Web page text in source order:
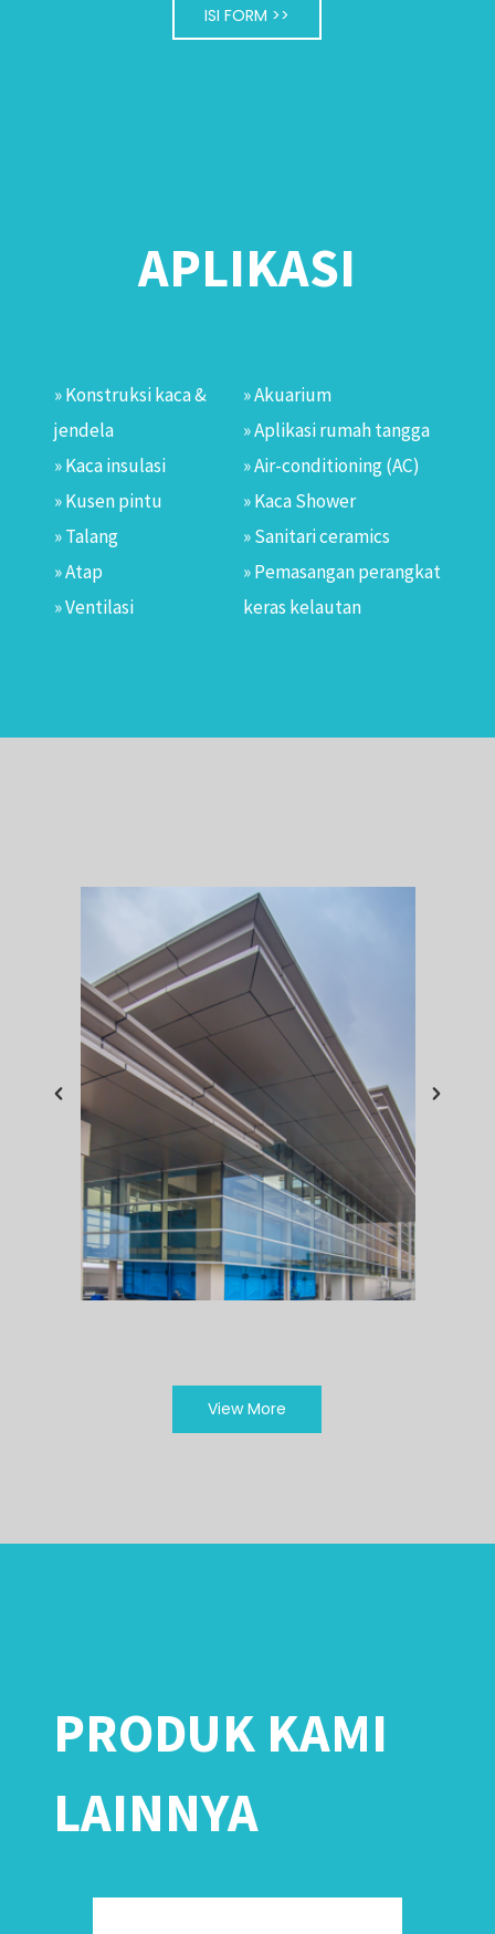
ISI FORM >>
APLIKASI
» Konstruksi kaca &
jendela
» Kaca insulasi
» Kusen pintu
» Talang
» Atap
» Ventilasi
» Akuarium
» Aplikasi rumah tangga
» Air-conditioning (AC)
» Kaca Shower
» Sanitari ceramics
» Pemasangan perangkat
keras kelautan
View More
PRODUK KAMI
LAINNYA